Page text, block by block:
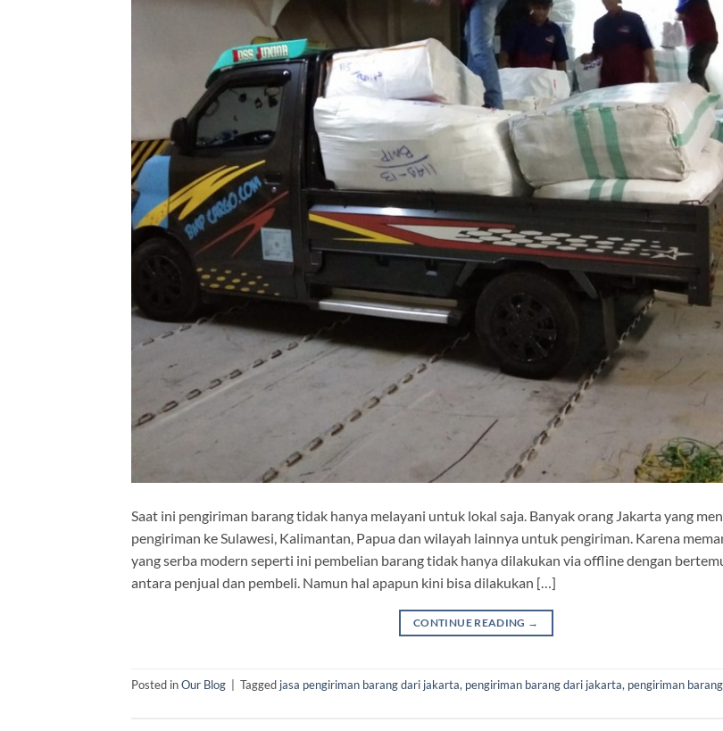
Saat ini pengiriman barang tidak hanya melayani untuk lokal saja. Banyak orang Jakarta yang
pengiriman ke Sulawesi, Kalimantan, Papua dan wilayah lainnya untuk pengiriman. Karena
yang serba modern seperti ini pembelian barang tidak hanya dilakukan via offline dengan
antara penjual dan pembeli. Namun hal apapun kini bisa dilakukan […]
CONTINUE READING →
Posted inOur Blog Tagged jasa pengiriman barang dari jakarta, pengiriman barang dari jakarta, pengiriman